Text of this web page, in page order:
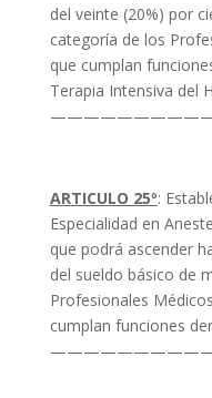
del veinte (20%) por
categoría de los
que cumplan
Terapia Intensiva del
ARTICULO 25º:
Especialidad en
que podrá ascender
del sueldo básico de
Profesionales
cumplan funciones